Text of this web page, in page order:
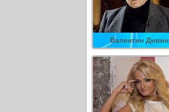
Валентин Дивин